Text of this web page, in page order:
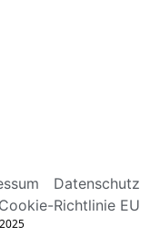
Datenschutz
Cookie-Richtlinie EU